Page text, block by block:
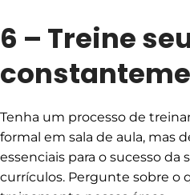
6 – Treine
Tenha um processo de
formal em sala de aula, mas
essenciais para o sucesso
currículos. Pergunte sobre o